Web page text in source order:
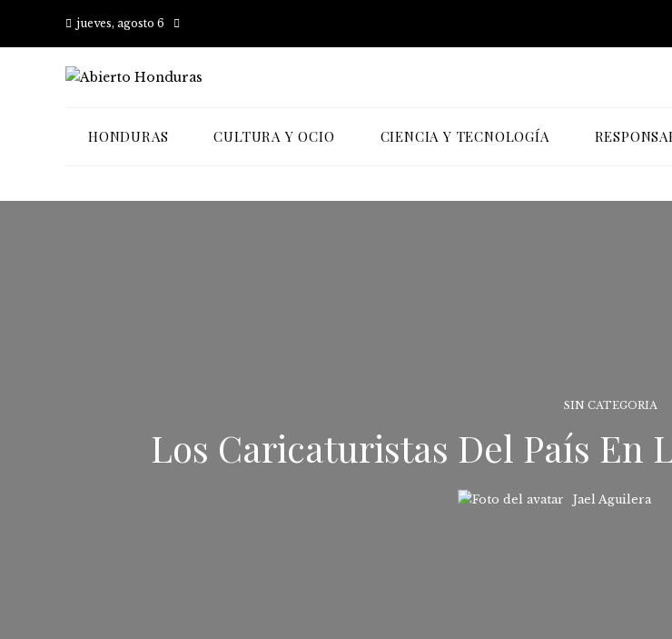
jueves, agosto 6
HONDURAS CULTURA Y OCIO CIENCIA Y TECNOLOGÍA
SIN CATEGORIA
Los Caricaturistas Del País En
Jael Aguilera